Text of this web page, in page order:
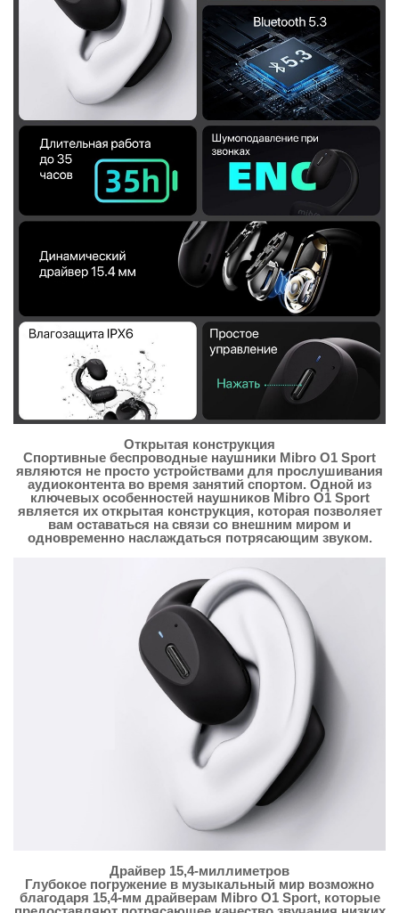
Открытая конструкция
Спортивные беспроводные наушники Mibro O1 Sport
являются не просто устройствами для прослушивания
аудиоконтента во время занятий спортом. Одной из
ключевых особенностей наушников Mibro O1 Sport
является их открытая конструкция, которая позволяет
вам оставаться на связи со внешним миром и
одновременно наслаждаться потрясающим звуком.
Драйвер 15,4-миллиметров
Глубокое погружение в музыкальный мир возможно
благодаря 15,4-мм драйверам Mibro O1 Sport, которые